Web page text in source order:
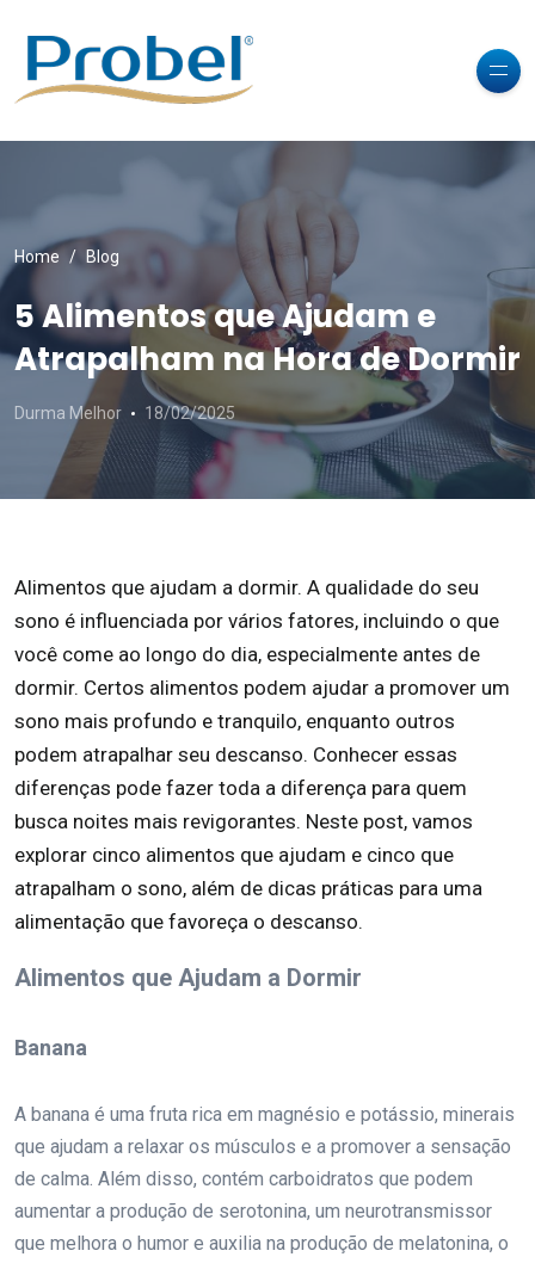
Home Blog
5 Alimentos que Ajudam e
Atrapalham na Hora de Dormir
Durma Melhor 18/02/2025
Alimentos que ajudam a dormir. A qualidade do seu
sono é influenciada por vários fatores, incluindo o que
você come ao longo do dia, especialmente antes de
dormir. Certos alimentos podem ajudar a promover um
sono mais profundo e tranquilo, enquanto outros
podem atrapalhar seu descanso. Conhecer essas
diferenças pode fazer toda a diferença para quem
busca noites mais revigorantes. Neste post, vamos
explorar cinco alimentos que ajudam e cinco que
atrapalham o sono, além de dicas práticas para uma
alimentação que favoreça o descanso.
Alimentos que Ajudam a Dormir
Banana
A banana é uma fruta rica em magnésio e potássio, minerais
que ajudam a relaxar os músculos e a promover a sensação
de calma. Além disso, contém carboidratos que podem
aumentar a produção de serotonina, um neurotransmissor
que melhora o humor e auxilia na produção de melatonina, o